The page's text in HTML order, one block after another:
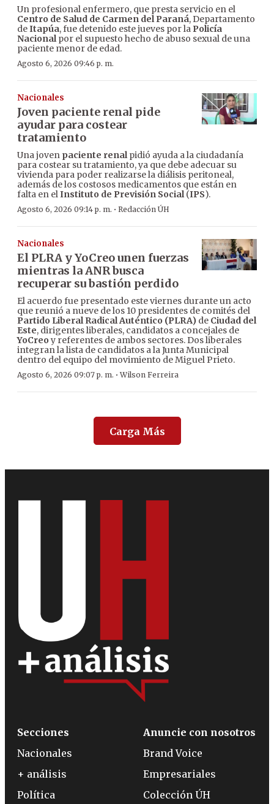
Un profesional enfermero, que presta servicio en el
Centro de Salud de Carmen del Paraná, Departamento
deItapúa, fue detenido este jueves por la Policía
Nacionalpor el supuesto hecho de abuso sexual de una
paciente menor de edad.
Agosto 6, 2026 09:46 p. m.
Nacionales
Joven paciente renal pide
ayudar para costear
tratamiento
Una joven paciente renalpidió ayuda a la ciudadanía
para costear su tratamiento, ya que debe adecuar su
vivienda para poder realizarse la diálisis peritoneal,
además de los costosos medicamentos que están en
falta en elInstituto de Previsión Social(IPS).
Agosto 6, 2026 09:14 p. m. · Redacción ÚH
Nacionales
El PLRA y YoCreo unen fuerzas
mientras la ANR busca
recuperar su bastión perdido
El acuerdo fue presentado este viernes durante un acto
que reunió a nueve de los 10 presidentes de comités del
Partido Liberal Radical Auténtico (PLRA) de Ciudad del
Este, dirigentes liberales, candidatos a concejales de
YoCreo y referentes de ambos sectores. Dos liberales
integran la lista de candidatos a la Junta Municipal
dentro del equipo del movimiento de Miguel Prieto.
Agosto 6, 2026 09:07 p. m. ·Wilson Ferreira
Carga Más
Secciones
Nacionales
+ análisis
Política
Anuncie con nosotros
Brand Voice
Empresariales
Colección ÚH